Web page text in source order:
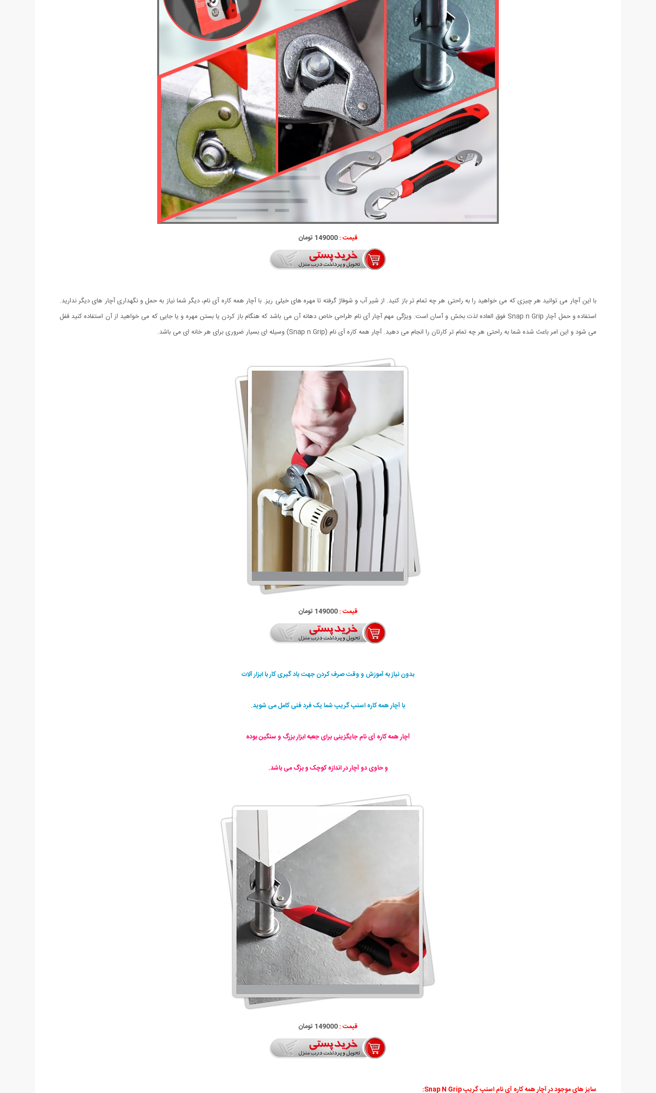
قیمت :149000 تومان
با این آچار می توانید هر چیزی که می خواهید را به راحتی هر چه تمام تر باز کنید. از شیر آب و شوفاژ گرفته تا مهره های خیلی ریز. با آچار همه کاره آی نام، دیگر شما نیاز به حمل و نگهداری آچار های دیگر ندارید.
استفاده و حمل آچار Snap n Grip فوق العاده لذت بخش و آسان است. ویژگی مهم آچار آی نام طراحی خاص دهانه آن می باشد که هنگام باز کردن یا بستن مهره و یا جایی که می خواهید از آن استفاده کنید قفل
می شود و این امر باعث شده شما به راحتی هر چه تمام تر کارتان را انجام می دهید. آچار همه کاره آی نام (Snap n Grip) وسیله ای بسیار ضروری برای هر خانه ای می باشد.
قیمت :149000 تومان
بدون نیاز به آموزش و وقت صرف کردن جهت یاد گیری کار با ابزار آلات
با آچار همه کاره اسنپ گریپ شما یک فرد فنی کامل می شوید.
آچار همه کاره آی نام جایگزینی برای جعبه ابزار بزرگ و سنگین بوده
و حاوی دو آچار در اندازه کوچک و بزگ می باشد.
قیمت :149000 تومان
سایز های موجود در آچار همه کاره آی نام اسنپ گریپ Snap N Grip: